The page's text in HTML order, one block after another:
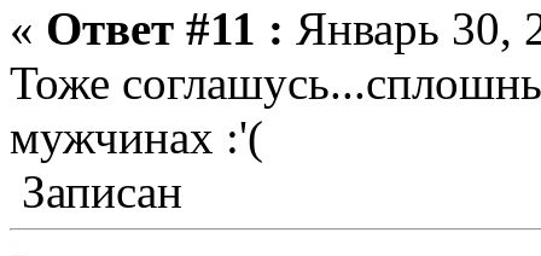
« Ответ #11 : Январь 30,
Тоже
мужчинах :'(
Записан